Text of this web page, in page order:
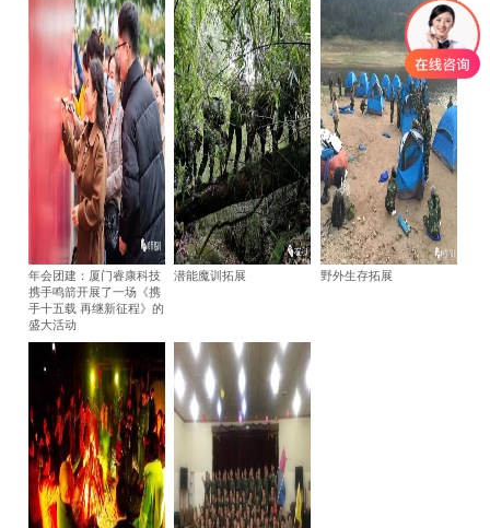
年会团建：厦门睿康科技
携手鸣箭开展了一场《携
手十五载 再继新征程》的
盛大活动
潜能魔训拓展 野外生存拓展